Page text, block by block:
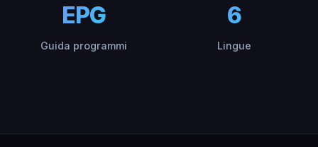
EPG
Guida programmi
6
Lingue